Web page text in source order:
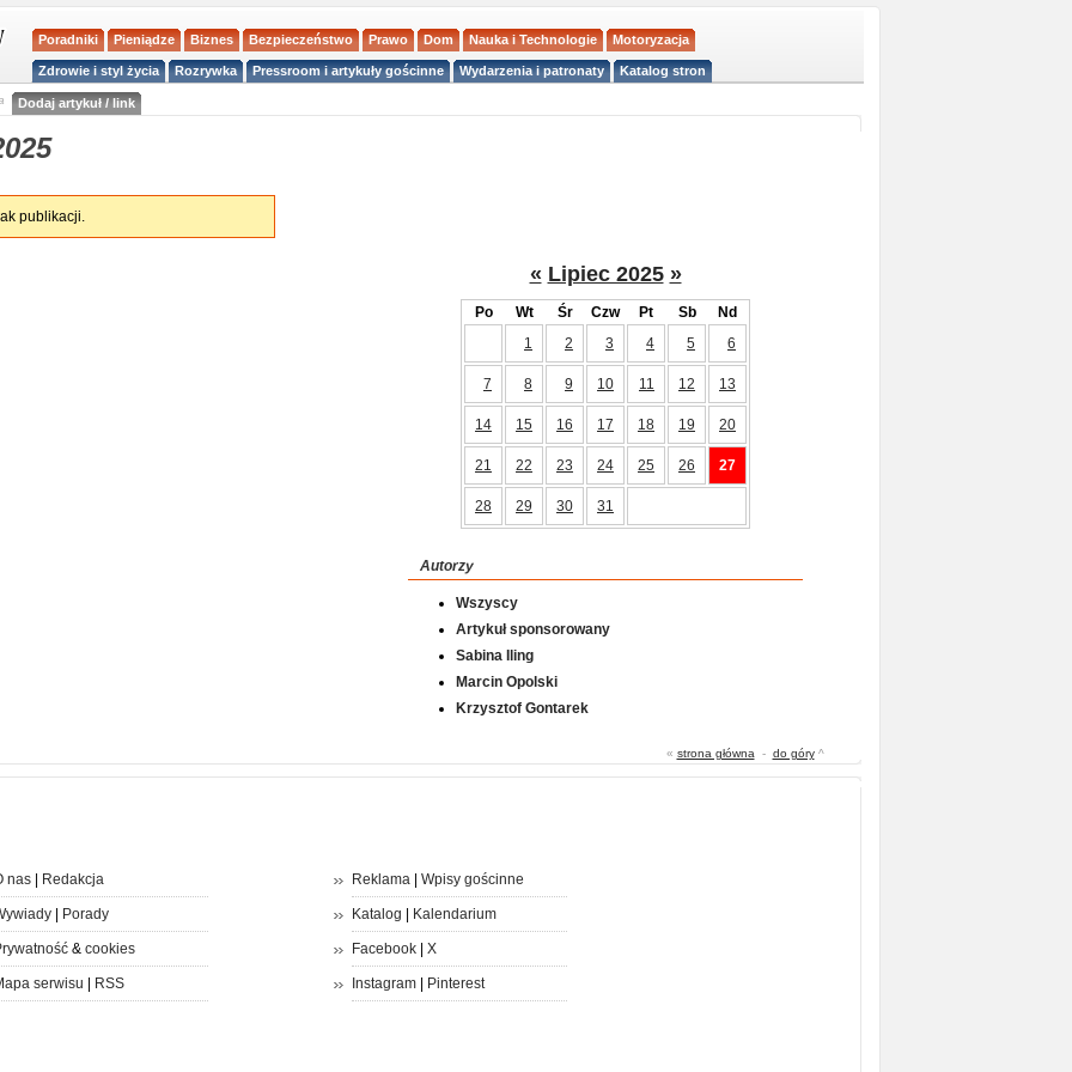
Poradniki Pieniądze Biznes Bezpieczeństwo Prawo Dom Nauka i Technologie Motoryzacja
Zdrowie i styl życia Rozrywka Pressroom i artykuły gościnne Wydarzenia i patronaty Katalog stron
Dodaj artykuł / link
publikacji.
« Lipiec 2025 »
Po Wt Śr Czw Pt Sb
Nd
1
2 3 4 5 6
7 8 9 10 11 12 13
14 15 16 17 18 19 20
21 22 23 24 25 26 27
28 29 30 31
Autorzy
Wszyscy
Artykuł sponsorowany
Sabina Iling
Marcin Opolski
Krzysztof Gontarek
« strona główna - do góry^
nas| Redakcja
| Porady
& cookies
serwisu RSS
Reklama| Wpisy gościnne
Katalog Kalendarium
Facebook| X
Instagram| Pinterest